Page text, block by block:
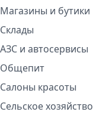
Магазины и бутики
Склады
АЗС и автосервисы
Общепит
Салоны красоты
Сельское хозяйство